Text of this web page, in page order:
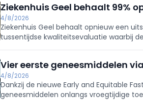
Ziekenhuis Geel behaalt 99%
4/8/2026
Ziekenhuis Geel behaalt opnieuw een
tussentijdse kwaliteitsevaluatie waarbij
Vier eerste geneesmiddelen
4/8/2026
Dankzij de nieuwe Early and Equitable
geneesmiddelen onlangs vroegtijdige